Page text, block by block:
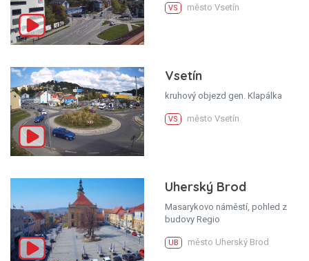
VS město Vsetín
Vsetín
kruhový objezd gen. Klapálka
VS město Vsetín
Uherský Brod
Masarykovo náměstí, pohled z
budovy Regio
UB město Uherský Brod